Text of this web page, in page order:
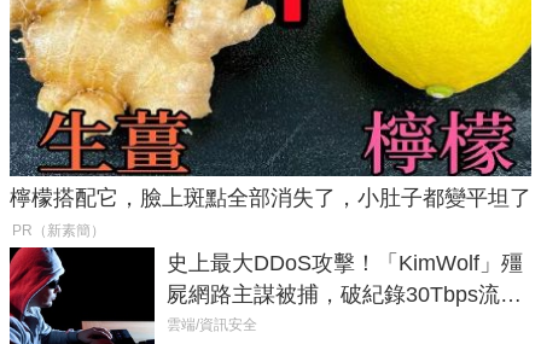
檸檬搭配它，臉上斑點全部消失了，小肚子都變平坦了
PR（新素簡）
史上最大DDoS攻擊！「KimWolf」殭
屍網路主謀被捕，破紀錄30Tbps流量
癱瘓全球！
雲端/資訊安全